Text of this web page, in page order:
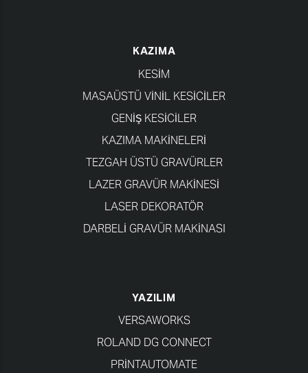
KAZIMA
KESİM
MASAÜSTÜ VINIL KESICILER
GENIŞ KESICILER
KAZIMA MAKINELERI
TEZGAH ÜSTÜ GRAVÜRLER
LAZER GRAVÜR MAKINESI
LASER DEKORATÖR
DARBELI GRAVÜR MAKINASI
YAZILIM
VERSAWORKS
ROLAND DG CONNECT
PRINTAUTOMATE